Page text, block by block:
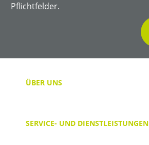
Pflichtfelder.
ÜBER UNS
SERVICE- UND DIENSTLEISTUNGEN